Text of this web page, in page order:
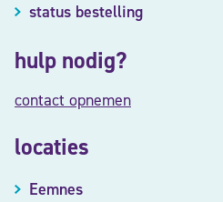
status bestelling
hulp nodig?
contact opnemen
locaties
Eemnes